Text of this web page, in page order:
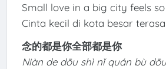
Small love in a big city feels
Cinta kecil di kota besar
念的都是你全部都是你
Niàn de dōu shì nǐ quán bù